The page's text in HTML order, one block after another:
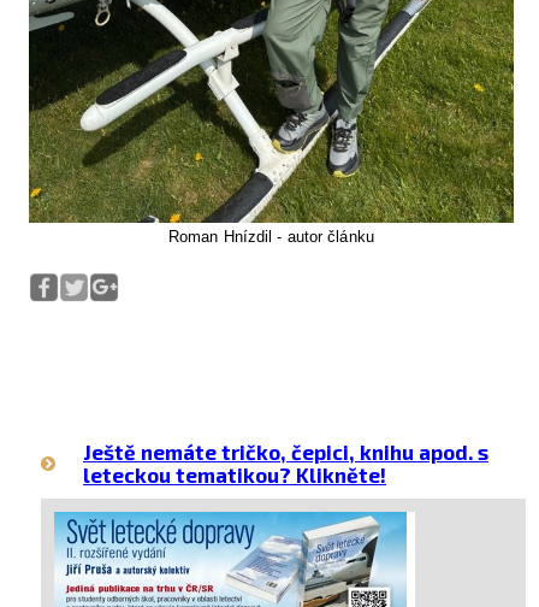
Roman Hnízdil - autor článku
Ještě nemáte tričko, čepici, knihu apod. s
leteckou tematikou? Klikněte!